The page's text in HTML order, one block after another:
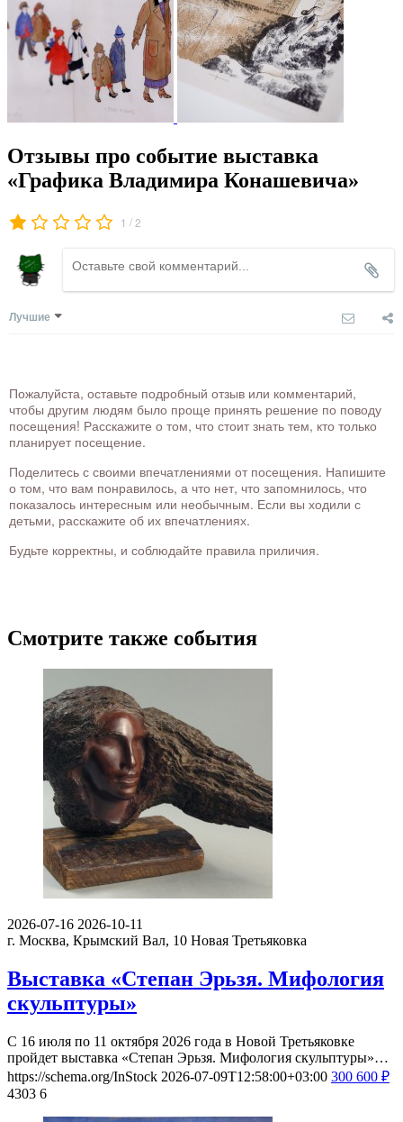
Отзывы про событие выставка
«Графика Владимира Конашевича»
1 /2
Лучшие
Пожалуйста, оставьте подробный отзыв или комментарий,
чтобы другим людям было проще принять решение по поводу
посещения! Расскажите о том, что стоит знать тем, кто только
планирует посещение.
Поделитесь с своими впечатлениями от посещения. Напишите
о том, что вам понравилось, а что нет, что запомнилось, что
показалось интересным или необычным. Если вы ходили с
детьми, расскажите об их впечатлениях.
Будьте корректны, и соблюдайте правила приличия.
Смотрите также события
2026-07-16 2026-10-11
г. Москва, Крымский Вал, 10 Новая Третьяковка
Выставка «Степан Эрьзя. Мифология
скульптуры»
С 16 июля по 11 октября 2026 года в Новой Третьяковке
пройдет выставка «Степан Эрьзя. Мифология скульптуры»…
https://schema.org/InStock 2026-07-09T12:58:00+03:00 300 600 ₽
4303 6